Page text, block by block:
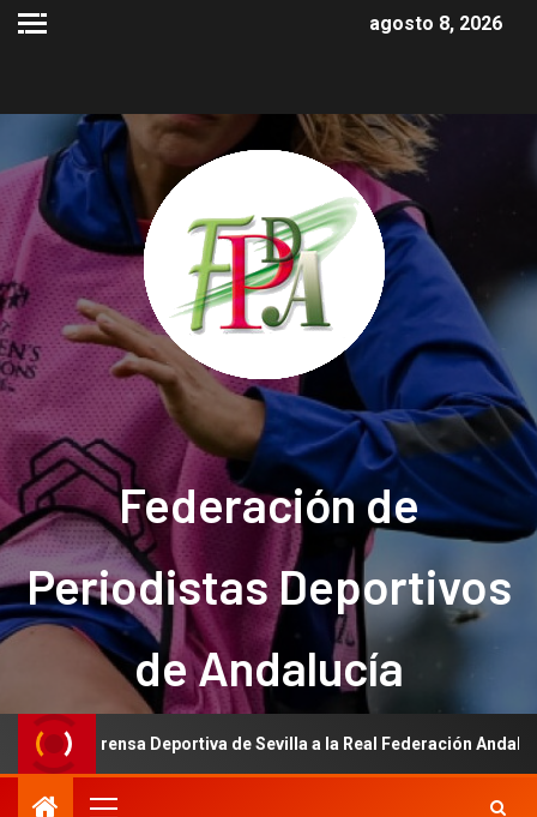
agosto 8, 2026
Federación de
Periodistas Deportivos
de Andalucía
Prensa Deportiva de Sevilla a la Real Federación Andaluza de